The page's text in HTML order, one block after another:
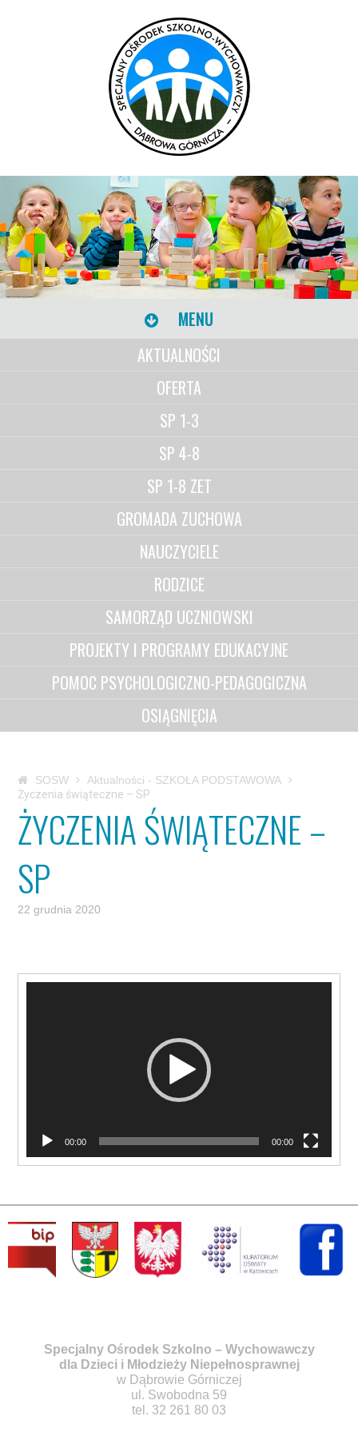
MENU
AKTUALNOŚCI
OFERTA
SP 1-3
SP 4-8
SP 1-8 ZET
GROMADA ZUCHOWA
NAUCZYCIELE
RODZICE
SAMORZĄD UCZNIOWSKI
PROJEKTY I PROGRAMY EDUKACYJNE
POMOC PSYCHOLOGICZNO-PEDAGOGICZNA
OSIĄGNIĘCIA
SOSW
Aktualności - SZKOŁA PODSTAWOWA
Życzenia świąteczne – SP
ŻYCZENIA ŚWIĄTECZNE –
SP
22 grudnia 2020
00:00 00:00
Specjalny Ośrodek Szkolno – Wychowawczy
dla Dzieci i Młodzieży Niepełnosprawnej
w Dąbrowie Górniczej
ul. Swobodna 59
tel. 32 261 80 03